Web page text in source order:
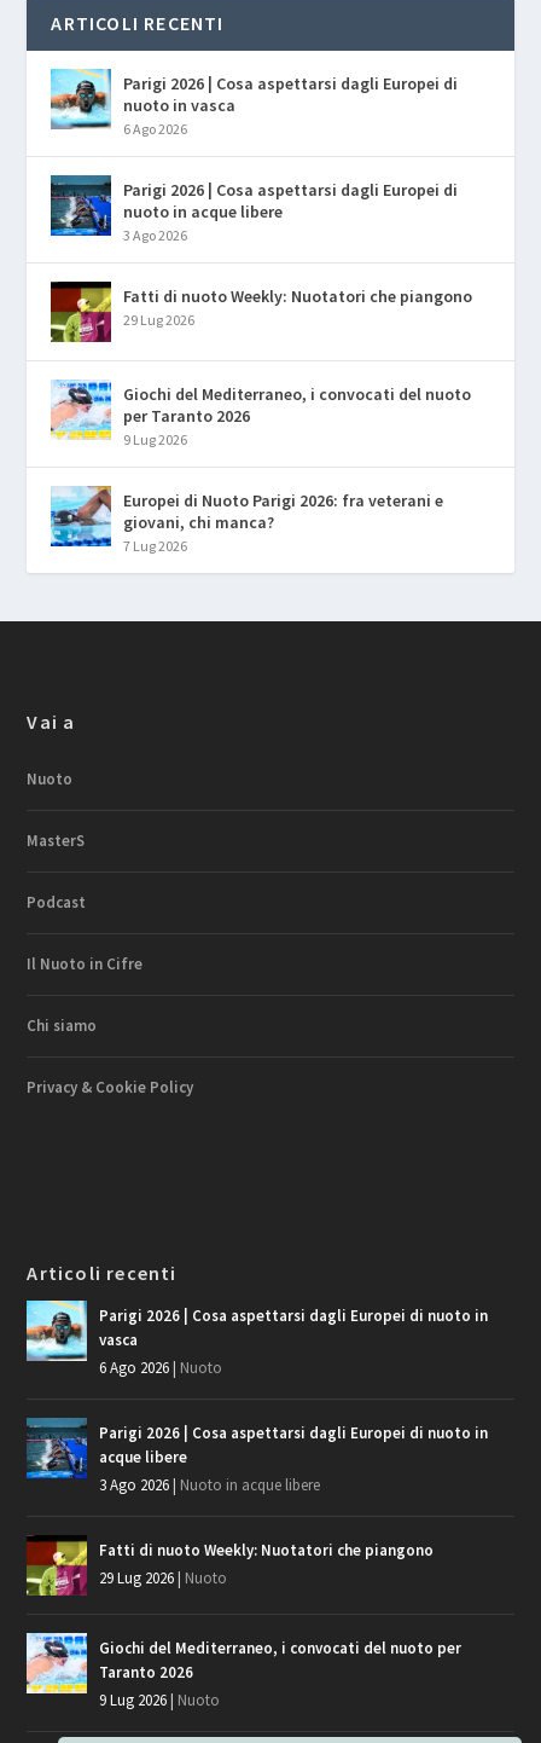
ARTICOLI RECENTI
Parigi 2026 | Cosa aspettarsi dagli Europei di
nuoto in vasca
6 Ago 2026
Parigi 2026 | Cosa aspettarsi dagli Europei di
nuoto in acque libere
3 Ago 2026
Fatti di nuoto Weekly: Nuotatori che piangono
29 Lug 2026
Giochi del Mediterraneo, i convocati del nuoto
per Taranto 2026
9 Lug 2026
Europei di Nuoto Parigi 2026: fra veterani e
giovani, chi manca?
7 Lug 2026
Vai a
Nuoto
MasterS
Podcast
Il Nuoto in Cifre
Chi siamo
Privacy & Cookie Policy
Articoli recenti
Parigi 2026 | Cosa aspettarsi dagli Europei di nuoto in
vasca
6 Ago 2026| Nuoto
Parigi 2026 | Cosa aspettarsi dagli Europei di nuoto in
acque libere
3 Ago 2026| Nuoto in acque libere
Fatti di nuoto Weekly: Nuotatori che piangono
29 Lug 2026| Nuoto
Giochi del Mediterraneo, i convocati del nuoto per
Taranto 2026
9 Lug 2026| Nuoto